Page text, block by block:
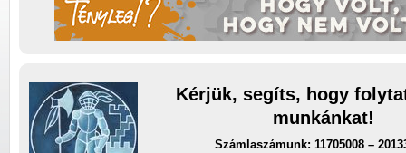
Kérjük, segíts, hogy
munkánkat!
Számlaszámunk: 11705008 –